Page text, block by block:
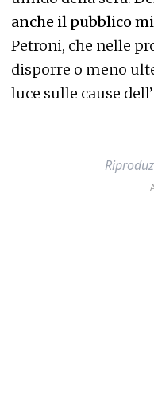
anche il pubblico
Petroni, che nelle
disporre o meno
luce sulle cause